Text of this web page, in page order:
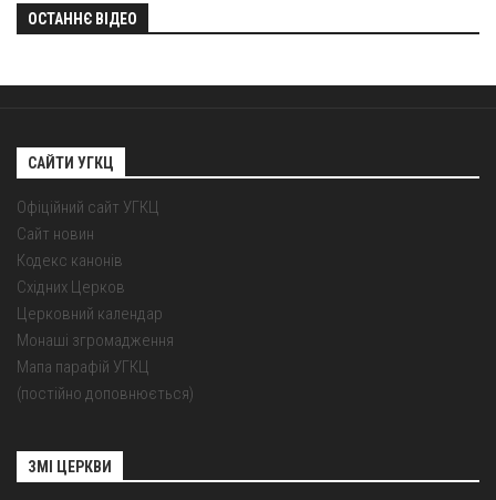
ОСТАННЄ ВІДЕО
САЙТИ УГКЦ
Офіційний сайт УГКЦ
Сайт новин
Кодекс канонів
Східних Церков
Церковний календар
Монаші згромадження
Мапа парафій УГКЦ
(постійно доповнюється)
ЗМІ ЦЕРКВИ